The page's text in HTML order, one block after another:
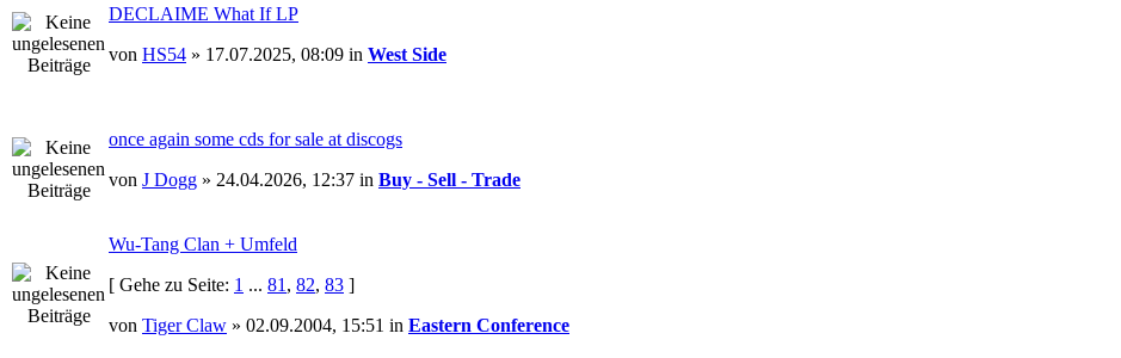
DECLAIME What If LP
von HS54 » 17.07.2025, 08:09 in West Side
once again some cds for sale at discogs
von J Dogg » 24.04.2026, 12:37 in Buy - Sell - Trade
Wu-Tang Clan + Umfeld
[ Gehe zu Seite: 1 ... 81 , 82, 83 ]
von Tiger Claw » 02.09.2004, 15:51 in Eastern Conference